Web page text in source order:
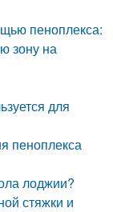
пеноплекса:
зону на
для
пеноплекса
лоджии?
стяжки и